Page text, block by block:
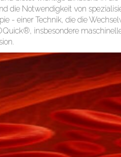
die Notwendigkeit von
- einer Technik, die die
insbesondere